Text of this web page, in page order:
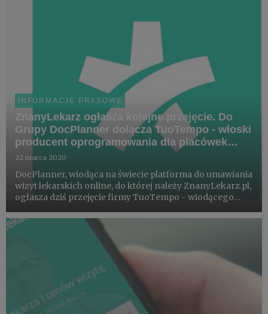
INFORMACJE PRASOWE
ZnanyLekarz ogłasza kolejne przejęcie. Do
Grupy DocPlanner dołącza TuoTempo - włoski
producent oprogramowania dla placówek
medycznych i szpitali.
22 marca 2020
DocPlanner, wiodąca na świecie platforma do umawiania
wizyt lekarskich online, do której należy ZnanyLekarz.pl,
ogłasza dziś przejęcie firmy TuoTempo - wiodącego
Relationship Management. czyli „zarządzanie relacjami z